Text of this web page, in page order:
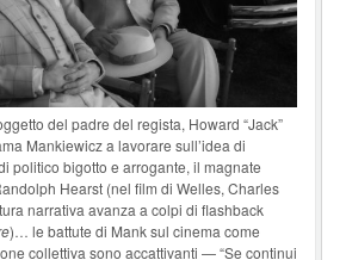
del padre del regista, Howard “Jack”
Mankiewicz a lavorare sull’idea di
politico bigotto e arrogante, il magnate
Hearst (nel film di Welles, Charles
narrativa avanza a colpi di flashback
)… le battute di Mank sul cinema come
collettiva sono accattivanti — “Se continui